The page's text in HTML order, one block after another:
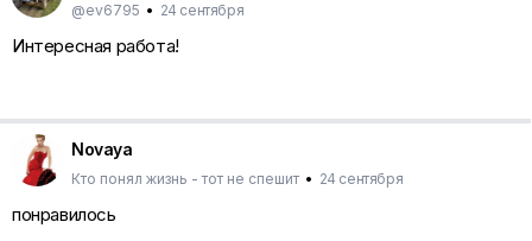
@ev6795 • 24 сентября
Интересная работа!
Novaya
Кто понял жизнь - тот не спешит • 24 сентября
понравилось